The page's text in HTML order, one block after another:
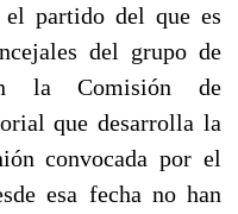
partido del que es
del grupo de
la Comisión de
que desarrolla la
convocada por el
esa fecha no han